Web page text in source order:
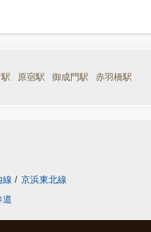
原宿駅 御成門駅
赤羽橋駅
線 / 京浜東北線
道